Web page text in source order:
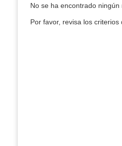
No se ha encontrado ningún
Por favor, revisa los criterios